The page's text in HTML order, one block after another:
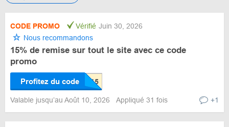
CODE PROMO Vérifié Juin 30, 2026
Nous recommandons
15% de remise sur tout le site avec ce code
promo
Profitez du code
Valable jusqu’au Août 10, 2026 Appliqué 31 fois +1